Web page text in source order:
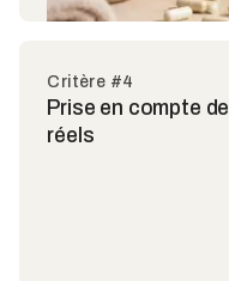
Critère #4
Prise en compte
réels